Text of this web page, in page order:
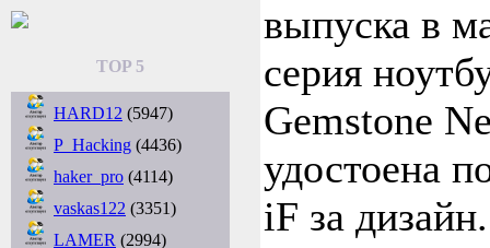
TOP 5
HARD12 (5947)
P_Hacking (4436)
haker_pro (4114)
vaskas122 (3351)
LAMER (2994)
выпуска в
серия
Gemstone
удостоена
iF за